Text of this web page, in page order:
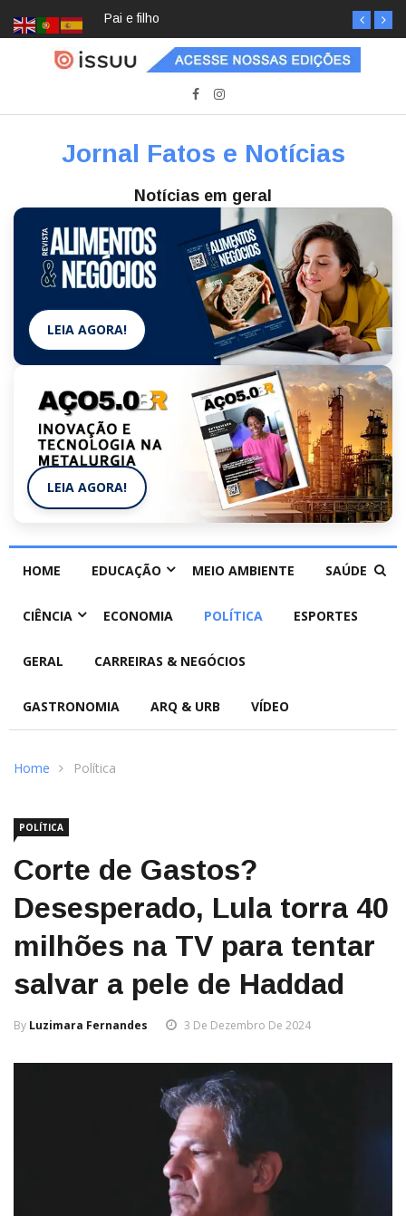
Pai e filho
Jornal Fatos e Notícias
Notícias em geral
LEIA AGORA!
LEIA AGORA!
HOME EDUCAÇÃO MEIO AMBIENTE SAÚDE
CIÊNCIA ECONOMIA POLÍTICA ESPORTES
GERAL CARREIRAS & NEGÓCIOS
GASTRONOMIA ARQ & URB VÍDEO
Home Política
POLÍTICA
Corte de Gastos?
Desesperado, Lula torra 40
milhões na TV para tentar
salvar a pele de Haddad
By Luzimara Fernandes 3 De Dezembro De 2024